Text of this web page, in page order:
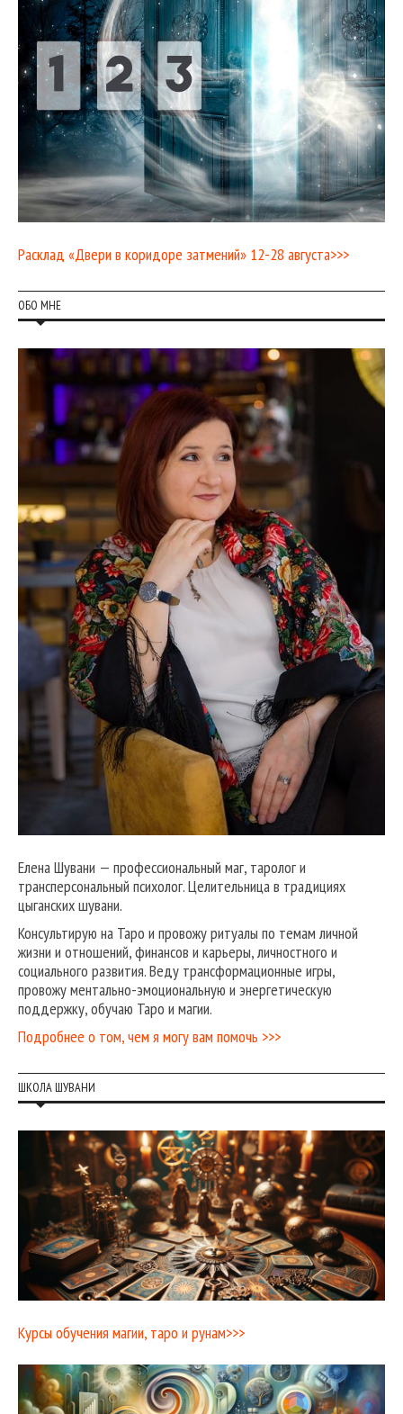
Расклад «Двери в коридоре затмений» 12-28 августа>>>
ОБО МНЕ
Елена Шувани — профессиональный маг, таролог и
трансперсональный психолог. Целительница в традициях
цыганских шувани.
Консультирую на Таро и провожу ритуалы по темам личной
жизни и отношений, финансов и карьеры, личностного и
социального развития. Веду трансформационные игры,
провожу ментально-эмоциональную и энергетическую
поддержку, обучаю Таро и магии.
Подробнее о том, чем я могу вам помочь >>>
ШКОЛА ШУВАНИ
Курсы обучения магии, таро и рунам>>>